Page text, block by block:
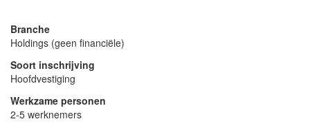
Branche
Holdings (geen financiële)
Soort inschrijving
Hoofdvestiging
Werkzame personen
2-5 werknemers